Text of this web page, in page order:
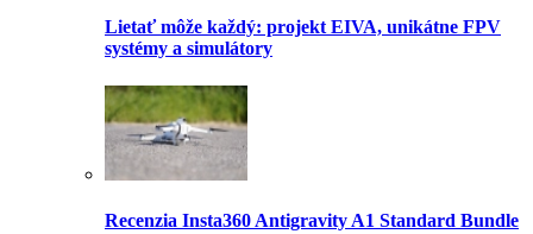
Lietať môže každý: projekt EIVA, unikátne FPV
systémy a simulátory
Recenzia Insta360 Antigravity A1 Standard Bundle